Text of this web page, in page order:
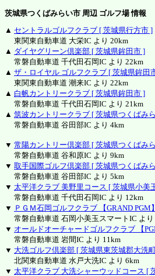
茨城県つくばみらい市 周辺 ゴルフ場 情報
▲ セントラルゴルフクラブ [ 茨城県行方市 ]
東関東自動車道 大栄IC より 20km
▲ ダイヤグリーン倶楽部 [ 茨城県鉾田市 ]
常磐自動車道 千代田石岡IC より 22km
▲ ザ・ロイヤル ゴルフクラブ [ 茨城県鉾田
東関東自動車道 潮来IC より 22km
▲ 白帆カントリークラブ [ 茨城県鉾田市 ]
常磐自動車道 千代田石岡IC より 21km
▲ 筑波カントリークラブ [ 茨城県つくばみ
常磐自動車道 谷田部IC より 4km
▼ 常陽カントリー倶楽部 [ 茨城県つくばみ
常磐自動車道 谷和原IC より 9km
▼ 取手国際ゴルフ倶楽部 [ 茨城県つくばみ
常磐自動車道 谷田部IC より 5km
▼ 太平洋クラブ 美野里コース [ 茨城県小美
常磐自動車道 千代田石岡IC より 12km
▼ ＰＧＭ石岡ゴルフクラブ 【GRAND PGM
常磐自動車道 石岡小美玉スマートIC より
▼ オールドオーチャードゴルフクラブ 【
常磐自動車道 岩間IC より 11km
▼ 大洗ゴルフ倶楽部 [ 茨城県東茨城郡大洗
北関東自動車道 水戸大洗IC より 6km
▼ 太平洋クラブ 大洗シャーウッドコース [